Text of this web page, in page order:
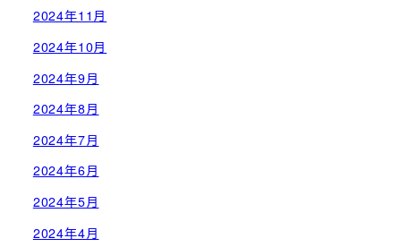
2024年11月
2024年10月
2024年9月
2024年8月
2024年7月
2024年6月
2024年5月
2024年4月